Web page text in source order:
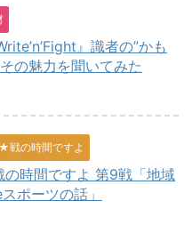
』識者の”かも
の魅力を聞いてみた
の時間ですよ
時間ですよ 第9戦「地域
ポーツの話」